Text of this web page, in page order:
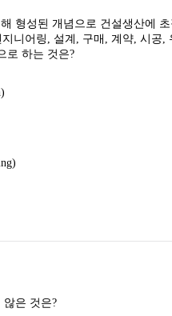
형성된 개념으로 건설생산에
니어링, 설계, 구매, 계약, 시공,
로 하는 것은?
않은 것은?